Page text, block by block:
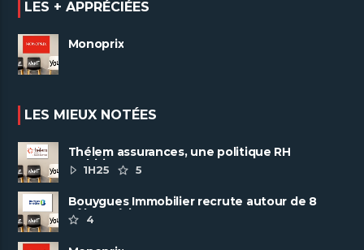
LES + APPRÉCIÉES
Monoprix
LES MIEUX NOTÉES
Thélem assurances, une politique RH
ambitieuse
1H25 5
Bouygues Immobilier recrute autour de 8
pôles métiers
4